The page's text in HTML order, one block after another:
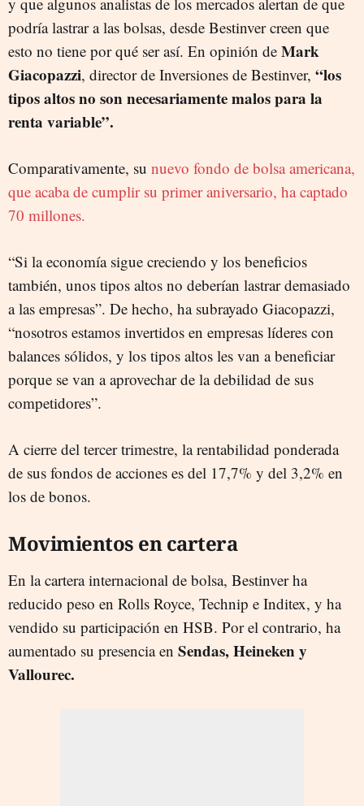
podría lastrar a las bolsas, desde Bestinver creen que
esto no tiene por qué ser así. En opinión de Mark
Giacopazzi, director de Inversiones de Bestinver, “los
tipos altos no son necesariamente malos para la
renta variable”.
Comparativamente, su nuevo fondo de bolsa americana,
que acaba de cumplir su primer aniversario, ha captado
70 millones.
“Si la economía sigue creciendo y los beneficios
también, unos tipos altos no deberían lastrar demasiado
a las empresas”. De hecho, ha subrayado Giacopazzi,
“nosotros estamos invertidos en empresas líderes con
balances sólidos, y los tipos altos les van a beneficiar
porque se van a aprovechar de la debilidad de sus
competidores”.
A cierre del tercer trimestre, la rentabilidad ponderada
de sus fondos de acciones es del 17,7% y del 3,2% en
los de bonos.
Movimientos en cartera
En la cartera internacional de bolsa, Bestinver ha
reducido peso en Rolls Royce, Technip e Inditex, y ha
vendido su participación en HSB. Por el contrario, ha
aumentado su presencia en Sendas, Heineken y
Vallourec.